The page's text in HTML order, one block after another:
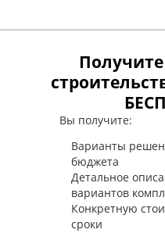
Вы получите:
Варианты
бюджета
Детальное
вариантов
Конкретную
сроки